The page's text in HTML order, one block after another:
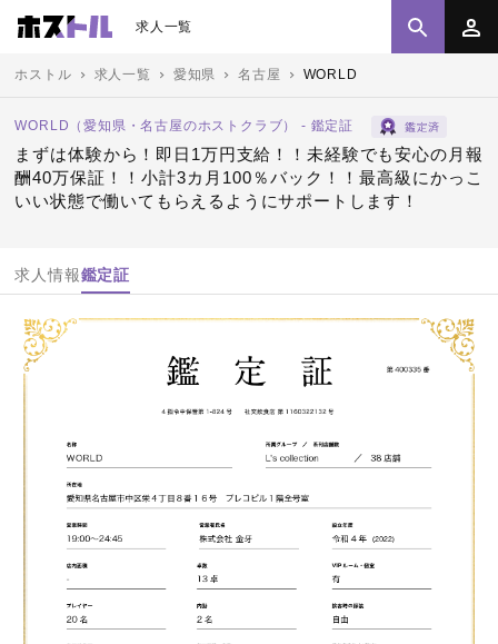
求人一覧
ホストル 求人一覧 愛知県 名古屋 WORLD
WORLD（愛知県・名古屋のホストクラブ） - 鑑定証
まずは体験から！即日1万円支給！！未経験でも安心の月報
酬40万保証！！小計3カ月100％バック！！最高級にかっこ
いい状態で働いてもらえるようにサポートします！
求人情報鑑定証